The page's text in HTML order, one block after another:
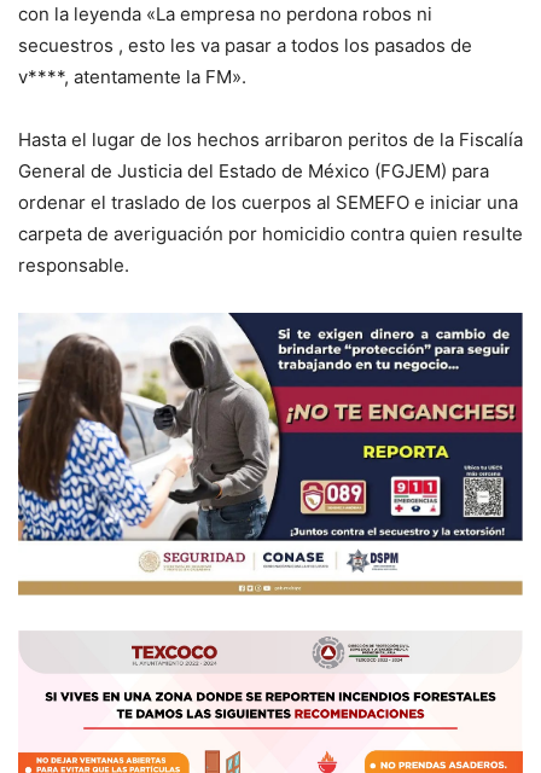
con la leyenda «La empresa no perdona robos ni
secuestros , esto les va pasar a todos los pasados de
v****, atentamente la FM».
Hasta el lugar de los hechos arribaron peritos de la Fiscalía
General de Justicia del Estado de México (FGJEM) para
ordenar el traslado de los cuerpos al SEMEFO e iniciar una
carpeta de averiguación por homicidio contra quien resulte
responsable.